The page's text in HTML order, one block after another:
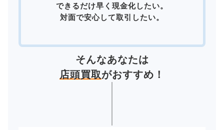
できるだけ早く現金化したい。
対面で安心して取引したい。
そんなあなたは
店頭買取がおすすめ！